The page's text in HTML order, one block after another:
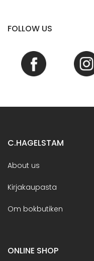
FOLLOW US
C.HAGELSTAM
About us
Kirjakaupasta
Om bokbutiken
ONLINE SHOP